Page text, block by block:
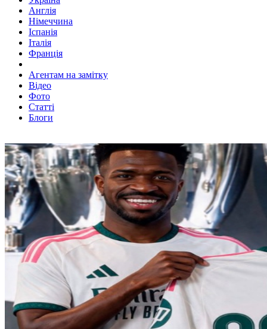
Англія
Німеччина
Іспанія
Італія
Франція
Агентам на замітку
Відео
Фото
Статті
Блоги